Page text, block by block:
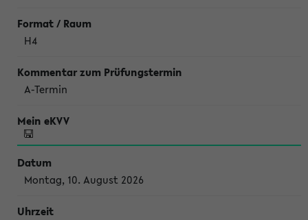
H4
A-Termin
Montag, 10. August 2026